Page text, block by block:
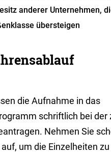
anderer Unternehmen,
übersteigen
die Aufnahme in das
schriftlich bei der
Nehmen Sie
um die Einzelheiten